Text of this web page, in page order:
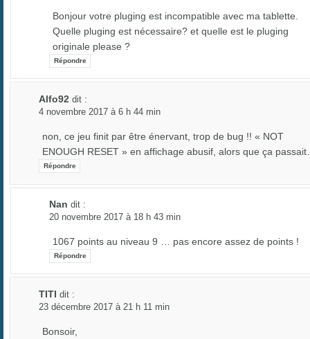
Bonjour votre pluging est incompatible avec ma tablette.
Quelle pluging est nécessaire? et quelle est le pluging
originale please ?
Répondre
Alfo92 dit :
4 novembre 2017 à 6 h 44 min
non, ce jeu finit par être énervant, trop de bug !! « NOT
ENOUGH RESET » en affichage abusif, alors que ça
Répondre
Nan dit :
20 novembre 2017 à 18 h 43 min
1067 points au niveau 9 … pas encore assez de points !
Répondre
TITI dit :
23 décembre 2017 à 21 h 11 min
Bonsoir,